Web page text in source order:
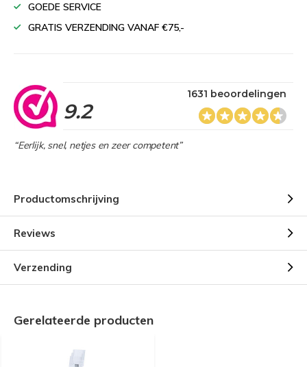
GOEDE SERVICE
GRATIS VERZENDING VANAF €75,-
9.2
1631 beoordelingen
“Eerlijk, snel, netjes en zeer competent”
Productomschrijving
Reviews
Verzending
Gerelateerde producten